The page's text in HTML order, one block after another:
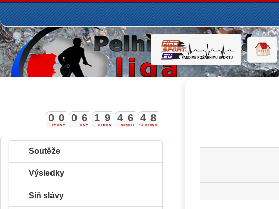
TÝDNY
0 0
DNY
0 6
HODIN
1 9
MINUT
4 6
SEKUND
4 7
8
Soutěže
Výsledky
Síň slávy